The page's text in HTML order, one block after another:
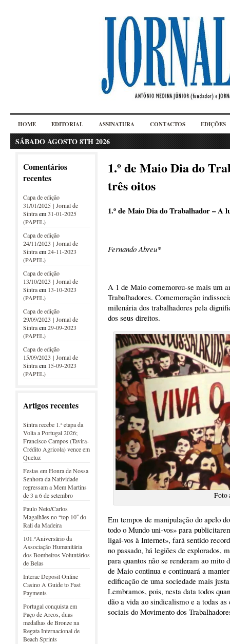
HOME EDITORIAL ASSINATURA CONTACTOS EDIÇÕES
SÁBADO AGOSTO 8TH 2026
Comentários
recentes
Capa de edição
31/01/2025 | Jornal de
Sintraem31-01-2025
(PAPEL)
Capa de edição
24/11/2023 | Jornal de
Sintraem24-11-2023
(PAPEL)
Capa de edição
13/10/2023 | Jornal de
Sintraem 13-10-2023
(PAPEL)
Capa de edição
29/09/2023 | Jornal de
Sintraem29-09-2023
(PAPEL)
Capa de edição
15/09/2023 | Jornal de
Sintraem 15-09-2023
(PAPEL)
Artigos recentes
Sintra recebe 1.ª etapa da
Volta a Portugal 2026;
Francisco Campos (Tavira-
Crédito Agricola) vence em
Queluz
Festas em Honra de Nossa
Senhora da Natividade
regressam a Mem Martins
de 3 a 6 de setembro
Paulo Neto/Carlos
Magalhães no “top 10″ do
Rali da Madeira
101.ºAniversário da
Associação Humanitária
dos Bombeiros Voluntários
de Belas
Interac Deposit Online
Casino A Guide to Fast
Payments
Portugal conquista em
Paço de Arcos, duas
medalhas de Bronze na
Regata Internacional de
Beach Sprints
1.º de Maio Dia do
três oitos
1.º de Maio Dia do Trabalhador – A
Fernando Abreu*
A 1 de Maio comemorou-se mais um
Trabalhadores. Comemoração
milenária dos trabalhadores pela
dos seus direitos.
Foto
Em tempos de manipulação do apelo
todo o Mundo uni-vos» para
ligai-vos à Internet», fará sentido
no passado, há legiões de explorados,
para quantos não se renderam ao mito
de Maio continua e continuará a
edificação de uma sociedade mais
Lembramos, pois, nesta data todos
dão a vida ao sindicalismo e a todas
sociais do Movimento dos